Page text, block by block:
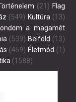
(21) Flag
(549) Kultúra (13)
a magamét
(539) Belföld (13)
(459) Életmód (1)
(1588)